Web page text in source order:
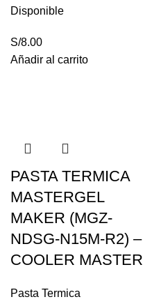
Disponible
S/8.00
Añadir al carrito
PASTA TERMICA
MASTERGEL
MAKER (MGZ-
NDSG-N15M-R2) –
COOLER MASTER
Pasta Termica